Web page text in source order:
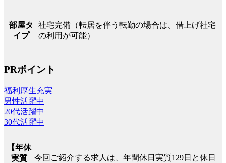
部屋タ
イプ
社宅完備（転居を伴う転勤の場合は、借上げ社宅
の利用が可能）
PRポイント
福利厚生充実
男性活躍中
20代活躍中
30代活躍中
【年休
実質
今回ご紹介する求人は、年間休日実質129日と休日